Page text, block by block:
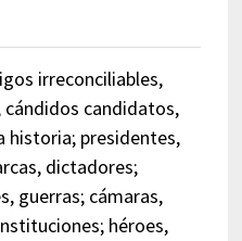
irreconciliables,
cándidos candidatos,
historia; presidentes,
dictadores;
guerras; cámaras,
héroes,